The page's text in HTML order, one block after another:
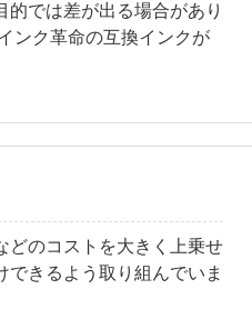
的では差が出る場合があり
ンク革命の互換インクが
どのコストを大きく上乗せ
きるよう取り組んでいま